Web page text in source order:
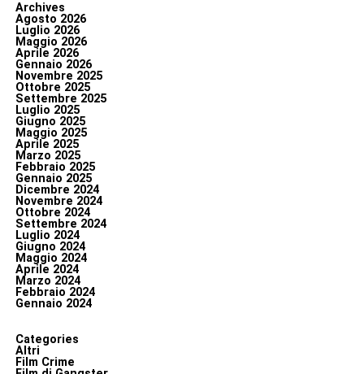
Archives
Agosto 2026
Luglio 2026
Maggio 2026
Aprile 2026
Gennaio 2026
Novembre 2025
Ottobre 2025
Settembre 2025
Luglio 2025
Giugno 2025
Maggio 2025
Aprile 2025
Marzo 2025
Febbraio 2025
Gennaio 2025
Dicembre 2024
Novembre 2024
Ottobre 2024
Settembre 2024
Luglio 2024
Giugno 2024
Maggio 2024
Aprile 2024
Marzo 2024
Febbraio 2024
Gennaio 2024
Categories
Altri
Film Crime